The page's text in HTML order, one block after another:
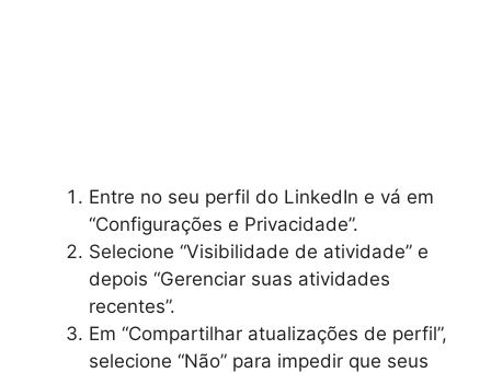
Entre no seu perfil do LinkedIn e vá em
“Configurações e Privacidade”.
Selecione “Visibilidade de atividade” e
depois “Gerenciar suas atividades
recentes”.
Em “Compartilhar atualizações de perfil”,
selecione “Não” para impedir que seus